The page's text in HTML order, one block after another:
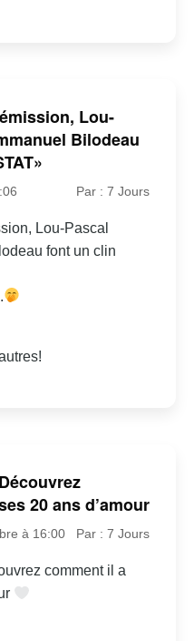
Lou-
Bilodeau
Par : 7 Jours
Lou-Pascal
font un clin
20 ans d’amour
à 16:00 Par : 7 Jours
comment il a